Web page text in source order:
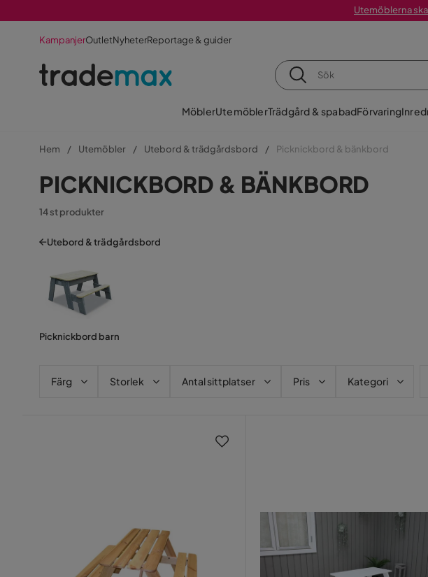
Utemöblerna
KampanjerOutletNyheterReportage & guider
MöblerUtemöblerTrädgård & spabadFörvaring
Hem Utemöbler Utebord & trädgårdsbord Picknickbord & bänkbord
PICKNICKBORD & BÄNKBORD
14 st produkter
Utebord & trädgårdsbord
Picknickbord barn
Färg Storlek Antal sittplatser Pris Kategori